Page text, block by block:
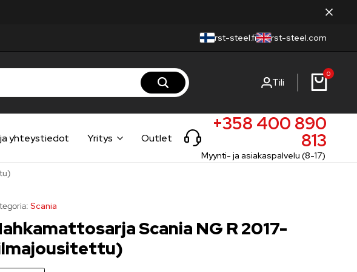
rst-steel.fi rst-steel.com
Tili
0
yhteystiedot Yritys Outlet
+358 400 890
813
Myynti- ja asiakaspalvelu (8-17)
Scania
Scania NG R 2017-